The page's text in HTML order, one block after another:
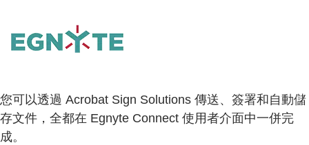
您可以透過 Acrobat Sign Solutions 傳送、簽署和自動儲
存文件，全都在 Egnyte Connect 使用者介面中一併完
成。